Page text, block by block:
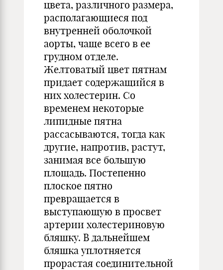
цвета, различного размера,
располагающиеся под
внутренней оболочкой
аорты, чаще всего в ее
грудном отделе.
Желтоватый цвет пятнам
придает содержащийся в
них холестерин. Со
временем некоторые
липидные пятна
рассасываются, тогда как
другие, напротив, растут,
занимая все большую
площадь. Постепенно
плоское пятно
превращается в
выступающую в просвет
артерии холестериновую
бляшку. В дальнейшем
бляшка уплотняется
прорастая соединительной